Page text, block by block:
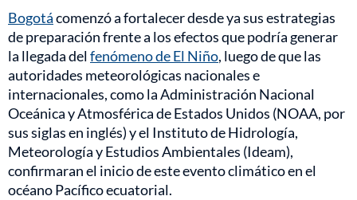
Bogotácomenzó a fortalecer desde ya sus estrategias
de preparación frente a los efectos que podría generar
la llegada delfenómeno de El Niño, luego de que las
autoridades meteorológicas nacionales e
internacionales, como la Administración Nacional
Oceánica y Atmosférica de Estados Unidos (NOAA, por
sus siglas en inglés) y el Instituto de Hidrología,
Meteorología y Estudios Ambientales (Ideam),
confirmaran el inicio de este evento climático en el
océano Pacífico ecuatorial.